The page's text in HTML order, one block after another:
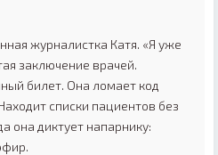
журналистка Катя. «Я уже
заключение врачей.
билет. Она ломает код
списки пациентов без
она диктует напарнику: